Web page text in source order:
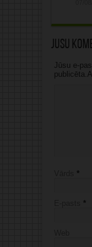
Jūsu
Jūsu e-
*
*